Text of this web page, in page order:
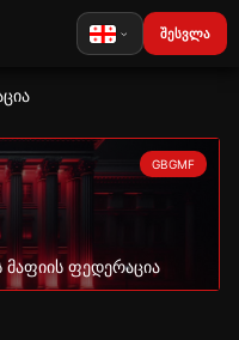
შესვლა
GBGMF
მაფიის ფედერაცია